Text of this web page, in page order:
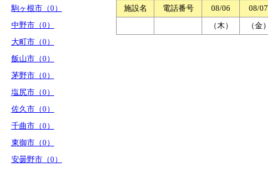
駒ヶ根市（0）
中野市（0）
大町市（0）
飯山市（0）
茅野市（0）
塩尻市（0）
佐久市（0）
千曲市（0）
東御市（0）
安曇野市（0）
施設名 電話番号 08/06
08/07
（木）
（金